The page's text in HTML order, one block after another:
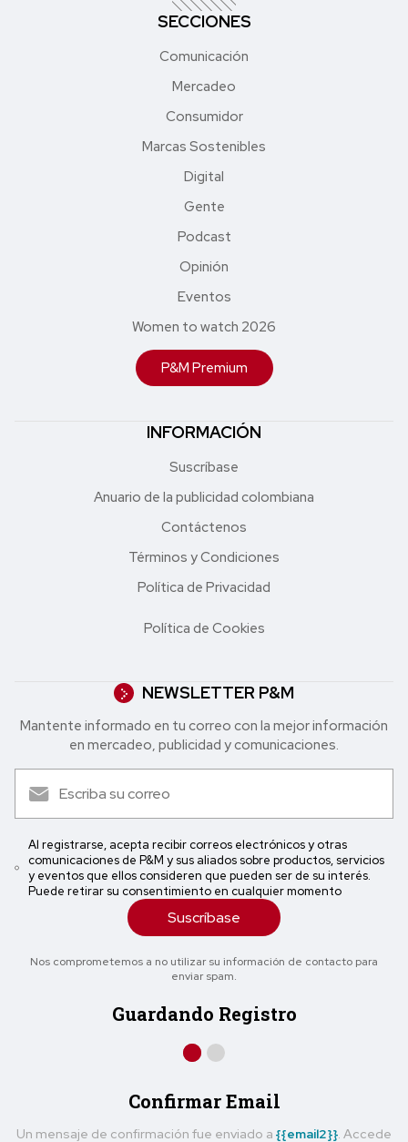
SECCIONES
Comunicación
Mercadeo
Consumidor
Marcas Sostenibles
Digital
Gente
Podcast
Opinión
Eventos
Women to watch 2026
P&M Premium
INFORMACIÓN
Suscríbase
Anuario de la publicidad colombiana
Contáctenos
Términos y Condiciones
Política de Privacidad
Política de Cookies
NEWSLETTER P&M
Mantente informado en tu correo con la mejor in formación
en mercadeo, publicidad y comunicaciones.
Al registrarse, acepta recibir correos electrónicos y otras
comunicaciones de P&M y sus aliados sobre productos, servicios
y eventos que ellos consideren que pueden ser de su interés.
Puede retirar su consentimiento en cualquier momento
Suscríbase
Nos comprometemos a no utilizar su información de contacto para
enviar spam.
Guardando Registro
Confirmar Email
Un mensaje de confirmación fue enviado a {{email2}} . Accede